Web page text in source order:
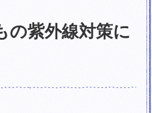
の紫外線対策に